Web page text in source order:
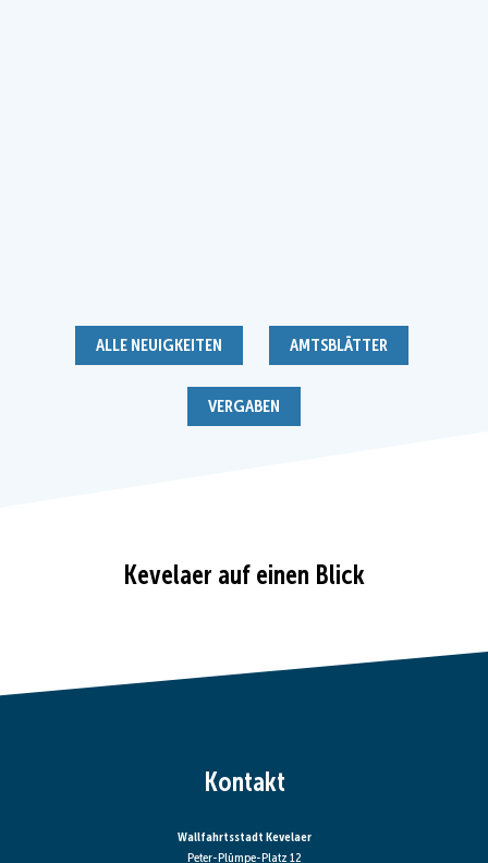
ALLE NEUIGKEITEN AMTSBLÄTTER
VERGABEN
Kevelaer auf einen Blick
Kontakt
Wallfahrtsstadt Kevelaer
Peter-Plümpe-Platz 12